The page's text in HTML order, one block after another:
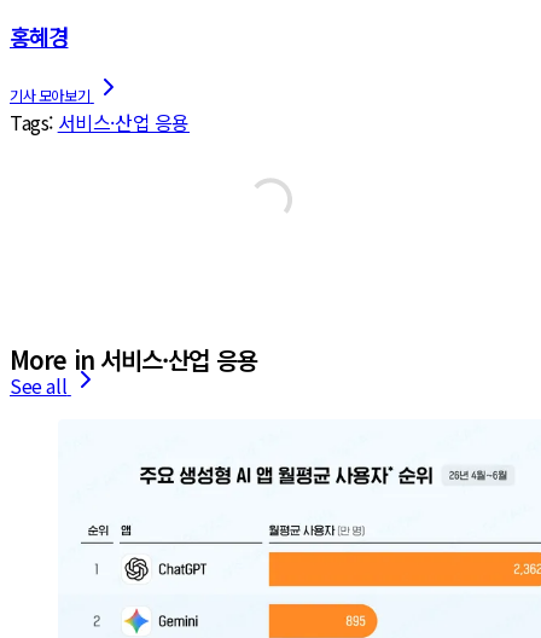
홍혜경
Tags: 서비스·산업 응용
More in 서비스·산업 응용
See all